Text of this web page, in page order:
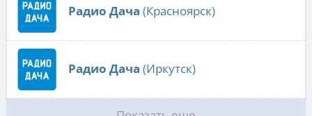
Радио Дача (Красноярск)
Радио Дача (Иркутск)